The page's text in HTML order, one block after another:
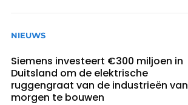
NIEUWS
Siemens investeert €300 miljoen in
Duitsland om de elektrische
ruggengraat van de industrieën van
morgen te bouwen